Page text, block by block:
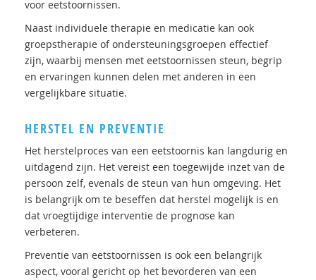
voor eetstoornissen.
Naast individuele therapie en medicatie kan ook
groepstherapie of ondersteuningsgroepen effectief
zijn, waarbij mensen met eetstoornissen steun, begrip
en ervaringen kunnen delen met anderen in een
vergelijkbare situatie.
HERSTEL EN PREVENTIE
Het herstelproces van een eetstoornis kan langdurig en
uitdagend zijn. Het vereist een toegewijde inzet van de
persoon zelf, evenals de steun van hun omgeving. Het
is belangrijk om te beseffen dat herstel mogelijk is en
dat vroegtijdige interventie de prognose kan
verbeteren.
Preventie van eetstoornissen is ook een belangrijk
aspect, vooral gericht op het bevorderen van een